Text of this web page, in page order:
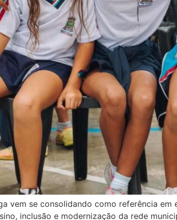
vem se consolidando como referência
inclusão e modernização da rede